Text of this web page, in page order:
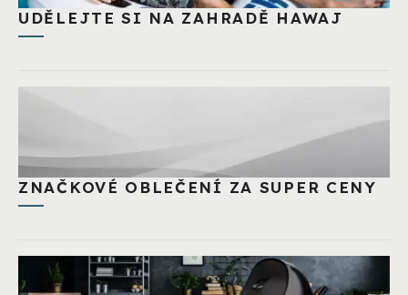
UDĚLEJTE SI NA ZAHRADĚ HAWAJ
ZNAČKOVÉ OBLEČENÍ ZA SUPER CENY